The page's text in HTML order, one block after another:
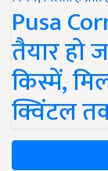
Pusa
तैयार हो
किस्में,
क्विंटल